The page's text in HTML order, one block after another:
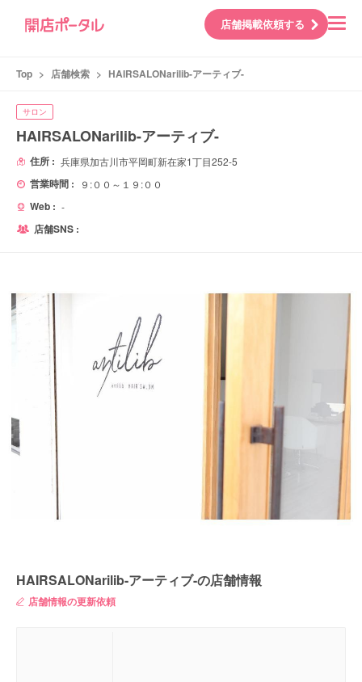
店舗掲載依頼する
Top > 店舗検索 > HAIRSALONarilib-アーティブ-
サロン
HAIRSALONarilib-アーティブ-
住所 : 兵庫県加古川市平岡町新在家1丁目252-5
営業時間 : ９:００～１９:００
Web : -
店舗SNS :
HAIRSALONarilib-アーティブ-の店舗情報
店舗情報の更新依頼